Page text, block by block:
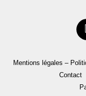
Mentions légales –
Contact